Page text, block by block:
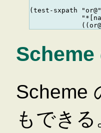
(test-sxpath "or@"
Scheme
Scheme
もできる